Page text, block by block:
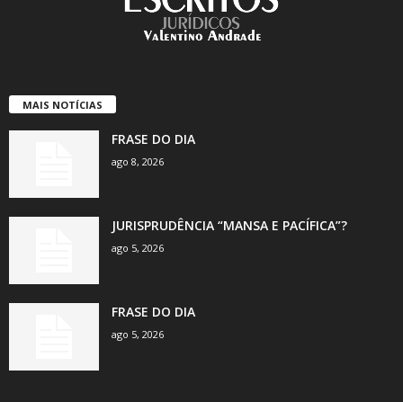
MAIS NOTÍCIAS
FRASE DO DIA
ago 8, 2026
JURISPRUDÊNCIA “MANSA E PACÍFICA”?
ago 5, 2026
FRASE DO DIA
ago 5, 2026